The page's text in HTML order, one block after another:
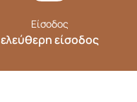
Είσοδος
ελεύθερη είσοδος